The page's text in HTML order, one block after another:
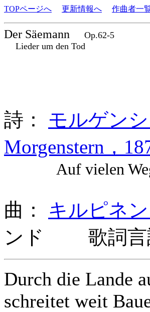
TOPページへ 更新情報へ 作曲者一
Der Säemann
Op.62-5
Lieder um den Tod
詩： モルゲンシ
Morgenstern，
Auf vielen
曲： キルピネ
ンド 歌詞言
Durch die Lande
schreitet weit